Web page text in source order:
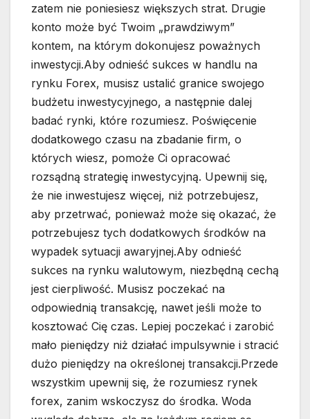
zatem nie poniesiesz większych strat. Drugie
konto może być Twoim „prawdziwym”
kontem, na którym dokonujesz poważnych
inwestycji.Aby odnieść sukces w handlu na
rynku Forex, musisz ustalić granice swojego
budżetu inwestycyjnego, a następnie dalej
badać rynki, które rozumiesz. Poświęcenie
dodatkowego czasu na zbadanie firm, o
których wiesz, pomoże Ci opracować
rozsądną strategię inwestycyjną. Upewnij się,
że nie inwestujesz więcej, niż potrzebujesz,
aby przetrwać, ponieważ może się okazać, że
potrzebujesz tych dodatkowych środków na
wypadek sytuacji awaryjnej.Aby odnieść
sukces na rynku walutowym, niezbędną cechą
jest cierpliwość. Musisz poczekać na
odpowiednią transakcję, nawet jeśli może to
kosztować Cię czas. Lepiej poczekać i zarobić
mało pieniędzy niż działać impulsywnie i stracić
dużo pieniędzy na określonej transakcji.Przede
wszystkim upewnij się, że rozumiesz rynek
forex, zanim wskoczysz do środka. Woda